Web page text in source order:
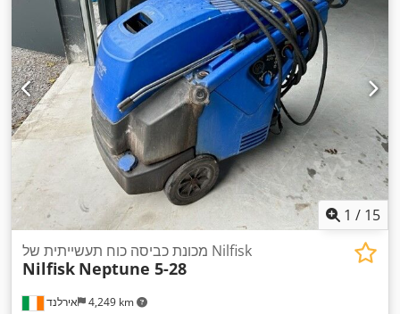
1 / 15
אירלנד 4,249 km
מכונת כביסה כוח תעשייתית של Nilfisk
Nilfisk Neptune 5-28